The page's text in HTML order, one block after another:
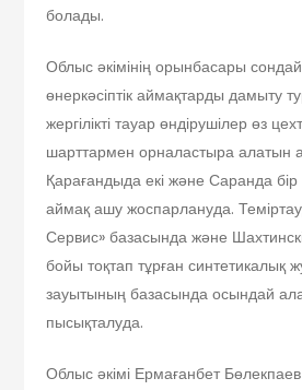
болады.
Облыс әкімінің орынбасары
өнеркәсіптік аймақтарды дамыту
жергілікті тауар өндірушілер өз
шарттармен орналастыра алатын
Қарағандыда екі және Саранда бір
аймақ ашу жоспарлануда.
Сервис» базасында және
бойы тоқтап тұрған синтетикалық
зауытының базасында осындай
пысықталуда.
Облыс әкімі Ермағанбет